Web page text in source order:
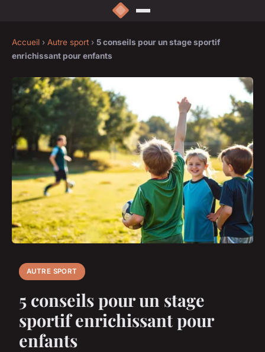
Accueil › Autre sport › 5 conseils pour un stage sportif
enrichissant pour enfants
AUTRE SPORT
5 conseils pour un stage
sportif enrichissant pour
enfants